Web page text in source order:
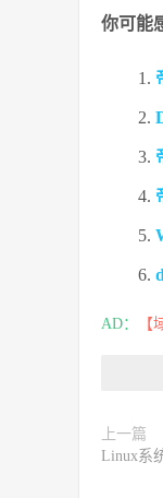
你可能
AD： 【
上一篇
Linux系